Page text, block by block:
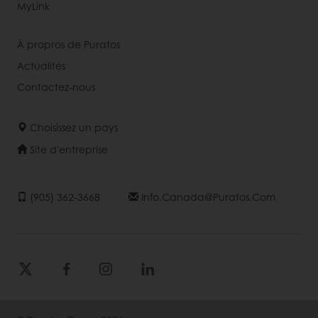
MyLink
À propros de Puratos
Actualités
Contactez-nous
Choisissez un pays
Site d'entreprise
(905) 362-3668 Info.canada@puratos.com